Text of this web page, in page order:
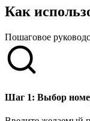
Как
Пошаговое
Шаг 1: Выбор